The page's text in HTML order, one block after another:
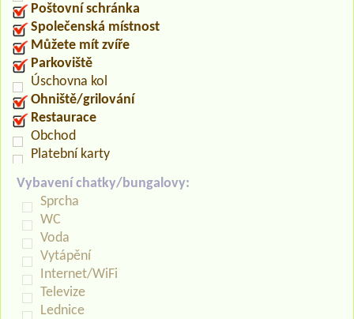
Poštovní schránka
Společenská místnost
Můžete mít zvíře
Parkoviště
Úschovna kol
Ohniště/grilování
Restaurace
Obchod
Platební karty
Vybavení chatky/bungalovy:
Sprcha
WC
Voda
Vytápění
Internet/WiFi
Televize
Lednice